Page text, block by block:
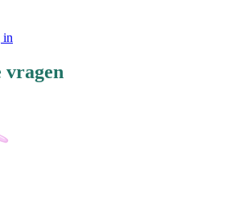
in
vragen